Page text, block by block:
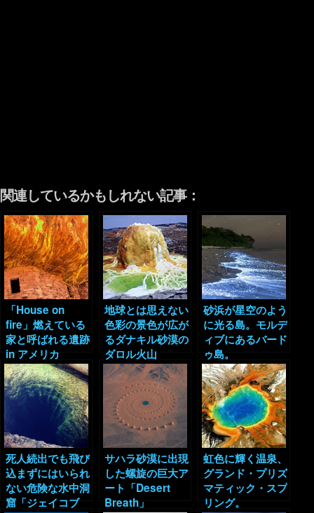
関連しているかもしれない記事：
「House on
fire」燃えている
家と呼ばれる遺跡
in アメリカ
地球とは思えない
色彩の景色が広が
るダナキル砂漠の
ダロル火山
砂浜が星空のよう
に光る島。モルデ
ィブにあるバード
ゥ島。
死人続出でも飛び
込まずにはいられ
ない危険な水中洞
窟「ジェイコブ
サハラ砂漠に出現
した螺旋の巨大ア
ート「Desert
Breath」
虹色に輝く温泉、
グランド・プリズ
マティック・スプ
リング。